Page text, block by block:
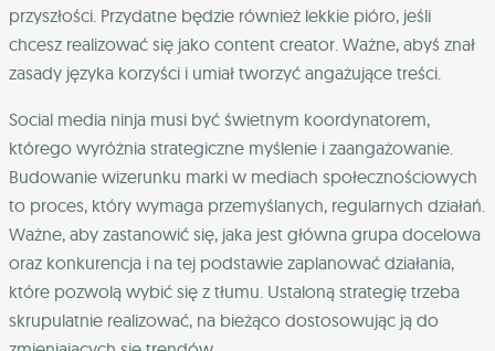
przyszłości. Przydatne będzie również lekkie pióro, jeśli
chcesz realizować się jako content creator. Ważne, abyś znał
zasady języka korzyści i umiał tworzyć angażujące treści.
Social media ninja musi być świetnym koordynatorem,
którego wyróżnia strategiczne myślenie i zaangażowanie.
Budowanie wizerunku marki w mediach społecznościowych
to proces, który wymaga przemyślanych, regularnych działań.
Ważne, aby zastanowić się, jaka jest główna grupa docelowa
oraz konkurencja i na tej podstawie zaplanować działania,
które pozwolą wybić się z tłumu. Ustaloną strategię trzeba
skrupulatnie realizować, na bieżąco dostosowując ją do